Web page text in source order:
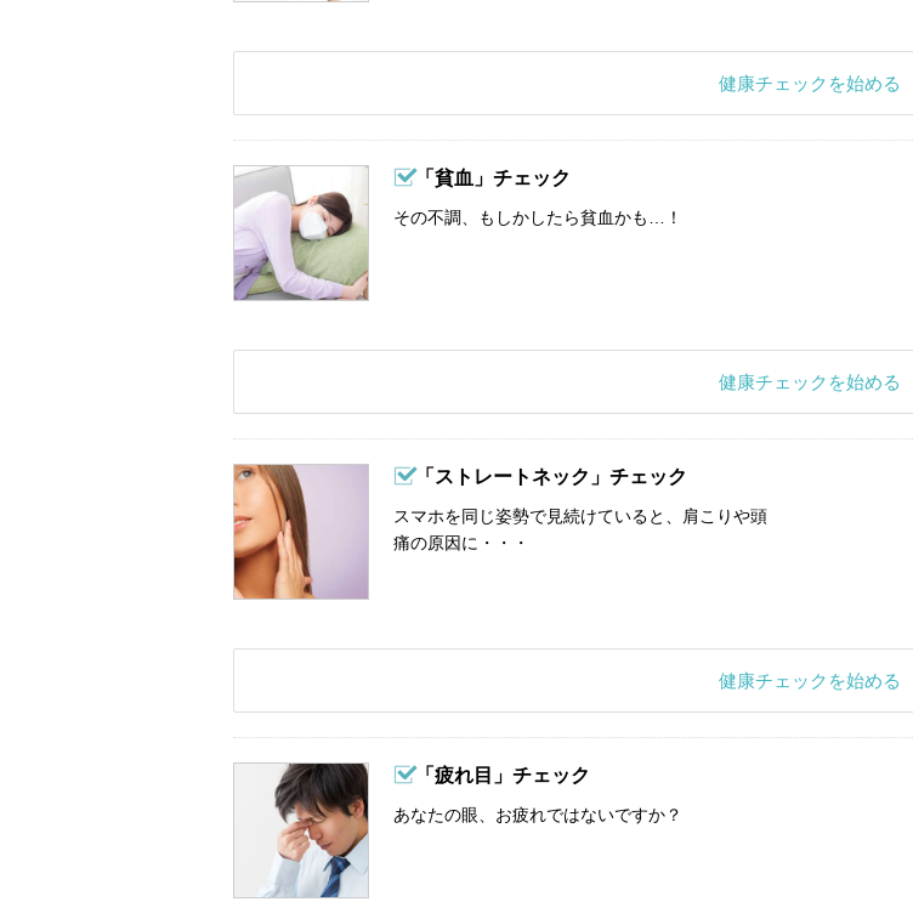
健康チェックを始める
「貧血」チェック
その不調、もしかしたら貧血かも…！
健康チェックを始める
「ストレートネック」チェック
スマホを同じ姿勢で見続けていると、肩こりや頭
痛の原因に・・・
健康チェックを始める
「疲れ目」チェック
あなたの眼、お疲れではないですか？